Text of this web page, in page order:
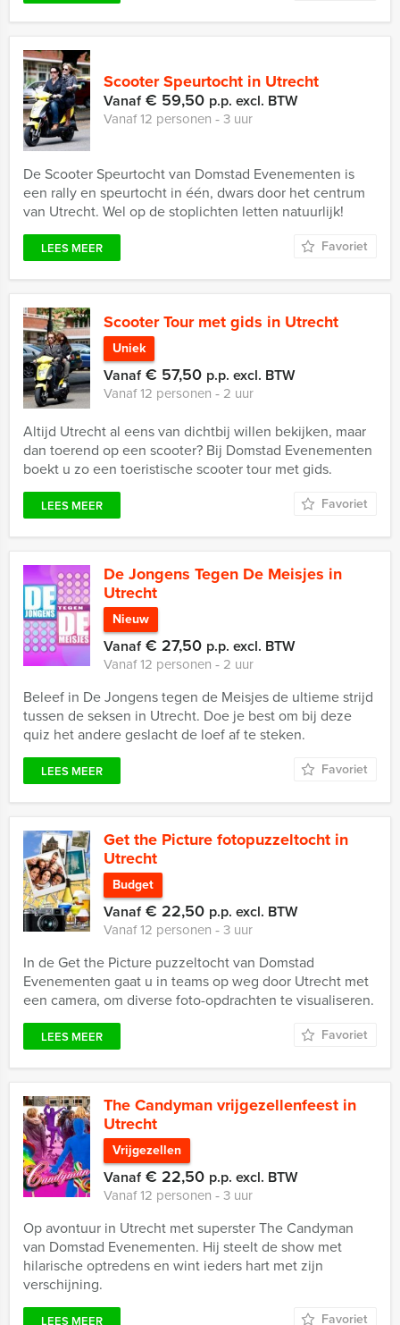
Scooter Speurtocht in Utrecht
Vanaf€ 59,50 p.p. excl. BTW
Vanaf 12 personen ‐ 3 uur
De Scooter Speurtocht van Domstad Evenementen is
een rally en speurtocht in één, dwars door het centrum
van Utrecht. Wel op de stoplichten letten natuurlijk!
LEES MEER Favoriet
Scooter Tour met gids in Utrecht
Uniek
Vanaf€ 57,50 p.p. excl. BTW
Vanaf 12 personen ‐ 2 uur
Altijd Utrecht al eens van dichtbij willen bekijken, maar
dan toerend op een scooter? Bij Domstad Evenementen
boekt u zo een toeristische scooter tour met gids.
LEES MEER Favoriet
De Jongens Tegen De Meisjes in
Utrecht
Nieuw
Vanaf€ 27,50 p.p. excl. BTW
Vanaf 12 personen ‐ 2 uur
Beleef in De Jongens tegen de Meisjes de ultieme strijd
tussen de seksen in Utrecht. Doe je best om bij deze
quiz het andere geslacht de loef af te steken.
LEES MEER Favoriet
Get the Picture fotopuzzeltocht in
Utrecht
Budget
Vanaf€ 22,50 p.p. excl. BTW
Vanaf 12 personen ‐ 3 uur
In de Get the Picture puzzeltocht van Domstad
Evenementen gaat u in teams op weg door Utrecht met
een camera, om diverse foto-opdrachten te visualiseren.
LEES MEER Favoriet
The Candyman vrijgezellenfeest in
Utrecht
Vrijgezellen
Vanaf€ 22,50 p.p. excl. BTW
Vanaf 12 personen ‐ 3 uur
Op avontuur in Utrecht met superster The Candyman
van Domstad Evenementen. Hij steelt de show met
hilarische optredens en wint ieders hart met zijn
verschijning.
LEES MEER Favoriet